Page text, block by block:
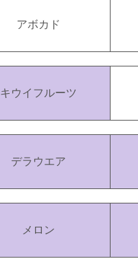
アボカド
キウイフルーツ
デラウエア
メロン